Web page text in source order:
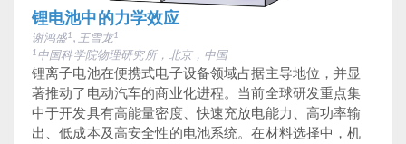
锂电池中的力学效应
谢鸿盛1 , 王雪龙1
1 中国科学院物理研究所，北京，中国
锂离子电池在便携式电子设备领域占据主导地位，并显
著推动了电动汽车的商业化进程。当前全球研发重点集
中于开发具有高能量密度、快速充放电能力、高功率输
出、低成本及高安全性的电池系统。在材料选择中，机